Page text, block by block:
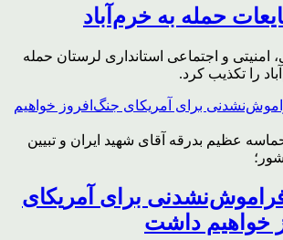
حمله به خرم‌آباد
امنیتی و اجتماعی استانداری لرستان حمله
را تکذیب کرد.
عظیم بدرقه آقای شهید ایران و تبیین
برای آمریکای
خواهیم داشت